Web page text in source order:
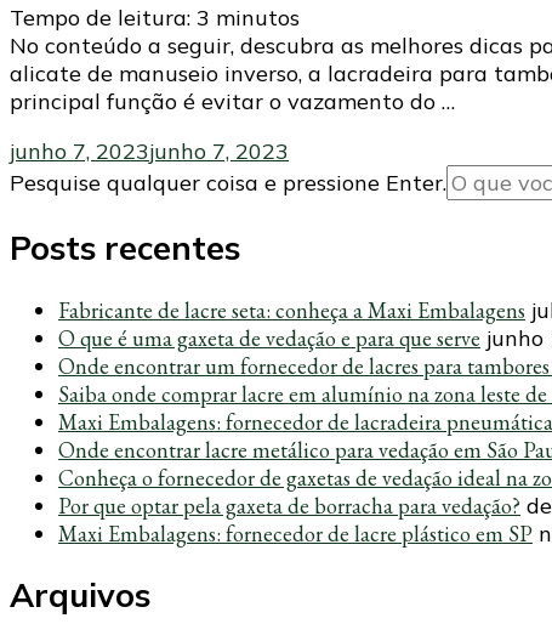
Tempo de leitura: 3 minutos
No conteúdo a seguir, descubra as melhores dicas
alicate de manuseio inverso, a lacradeira para
principal função é evitar o vazamento do …
junho 7, 2023junho 7, 2023
Procurando
Pesquise qualquer coisa e pressione Enter.
Posts recentes
Fabricante de lacre seta: conheça a Maxi Embalagens
O que é uma gaxeta de vedação e para que serve junho
Onde encontrar um fornecedor de lacres para
Saiba onde comprar lacre em alumínio na zona leste de
Maxi Embalagens: fornecedor de lacradeira pneumática
Onde encontrar lacre metálico para vedação em São
Conheça o fornecedor de gaxetas de vedação ideal na
Por que optar pela gaxeta de borracha para vedação?
Maxi Embalagens: fornecedor de lacre plástico em SP
Arquivos